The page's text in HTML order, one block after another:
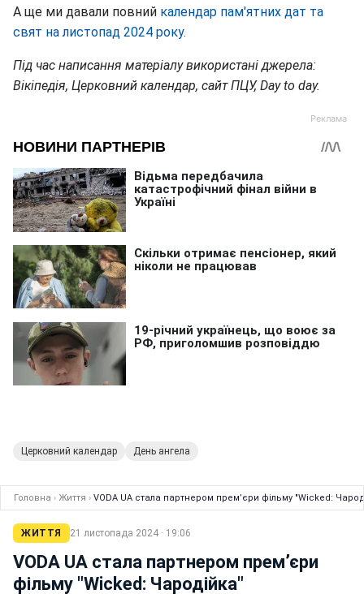
А ще ми давали повний календар пам'ятних дат та
свят на листопад 2024 року.
Під час написання матеріалу використані джерела:
Вікіпедія, Церковний календар, сайт ПЦУ, Day to day.
Церковний календар День ангела
Головна › Життя › VODA UA стала партнером прем’єри фільму "Wicked:
ЖИТТЯ 21 листопада 2024 · 19:06
VODA UA стала партнером прем’єри
фільму "Wicked: Чародійка"